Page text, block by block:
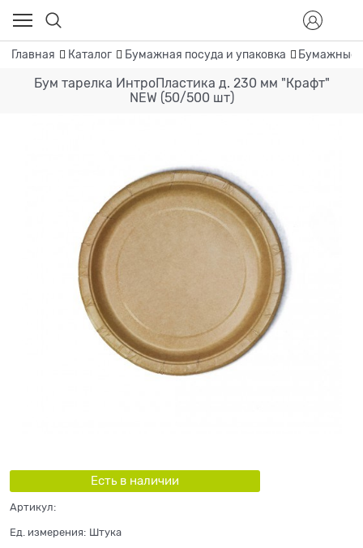
Главная Каталог Бумажная посуда и упаковка Бумажные
Бум тарелка ИнтроПластика д. 230 мм "Крафт"
NEW (50/500 шт)
Есть в наличии
Артикул:
Ед. измерения: Штука